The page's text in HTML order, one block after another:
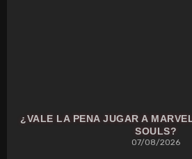
¿VALE LA PENA JUGAR A
SOULS?
07/08/2026